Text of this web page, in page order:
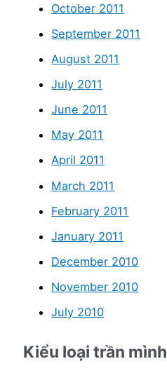
October 2011
September 2011
August 2011
July 2011
June 2011
May 2011
April 2011
March 2011
February 2011
January 2011
December 2010
November 2010
July 2010
Kiểu loại trần mình